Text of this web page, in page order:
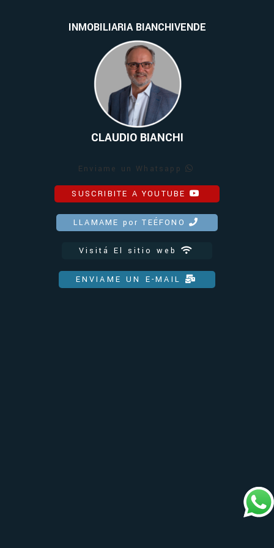
INMOBILIARIA BIANCHIVENDE
CLAUDIO BIANCHI
Enviame un Whatsapp
SUSCRIBITE A YOUTUBE
LLAMAME por TEÉFONO
Visitá El sitio web
ENVIAME UN E-MAIL